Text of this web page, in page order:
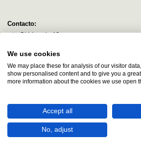
Contacto:
C/ Idorsolo 13
Bizkaia
logitec@logitecsl.net
+34 944 544 580
We use cookies
We may place these for analysis of our visitor
show personalised content and to give you a
more information about the cookies we use open
Accept all
No, adjust